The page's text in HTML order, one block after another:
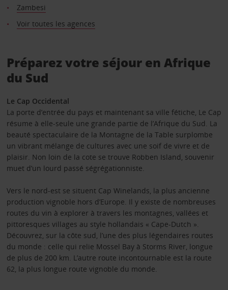
Zambesi
Voir toutes les agences
Préparez votre séjour en Afrique
du Sud
Le Cap Occidental
La porte d’entrée du pays et maintenant sa ville fétiche, Le Cap
résume à elle-seule une grande partie de l’Afrique du Sud. La
beauté spectaculaire de la Montagne de la Table surplombe
un vibrant mélange de cultures avec une soif de vivre et de
plaisir. Non loin de la cote se trouve Robben Island, souvenir
muet d’un lourd passé ségrégationniste.
Vers le nord-est se situent Cap Winelands, la plus ancienne
production vignoble hors d’Europe. Il y existe de nombreuses
routes du vin à explorer à travers les montagnes, vallées et
pittoresques villages au style hollandais « Cape-Dutch ».
Découvrez, sur la côte sud, l’une des plus légendaires routes
du monde : celle qui relie Mossel Bay à Storms River, longue
de plus de 200 km. L’autre route incontournable est la route
62, la plus longue route vignoble du monde.